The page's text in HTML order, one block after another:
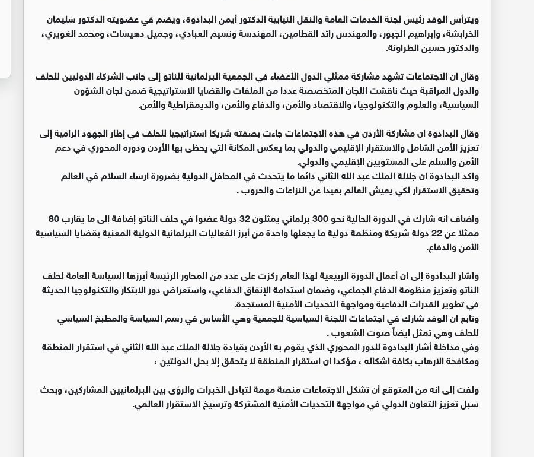
ويترأس الوفد رئيس لجنة الخدمات العامة والنقل النيابية الدكتور أيمن البدادوة، ويضم في عضويته الدكتور سليمان
الخرابشة، وإبراهيم الجبور، والمهندس رائد القطامين، المهندسة ونسيم العبادي، وجميل دهيسات، ومحمد الغويري،
والدكتور حسين الطراونة.
وقال ان الاجتماعات تشهد مشاركة ممثلي الدول الأعضاء في الجمعية البرلمانية للناتو إلى جانب الشركاء الدوليين للحلف
والدول المراقبة حيث ناقشت اللجان المتخصصة عددا من الملفات والقضايا الاستراتيجية ضمن لجان الشؤون
السياسية، والعلوم والتكنولوجيا، والاقتصاد والأمن، والدفاع والأمن، والديمقراطية والأمن.
وقال البدادوة ان مشاركة الأردن في هذه الاجتماعات جاءت بصفته شريكا استراتيجيا للحلف في إطار الجهود الرامية إلى
تعزيز الأمن الشامل والاستقرار الإقليمي والدولي بما يعكس المكانة التي يحظى بها الأردن ودوره المحوري في دعم
الأمن والسلم على المستويين الإقليمي والدولي.
واكد البدادوة ان جلالة الملك عبد الله الثاني دائما ما يتحدث في المحافل الدولية بضرورة ارساء السلام في العالم
وتحقيق الاستقرار لكي يعيش العالم بعيدا عن النزاعات والحروب .
واضاف انه شارك في الدورة الحالية نحو 300 برلماني يمثلون 32 دولة عضوا في حلف الناتو إضافة إلى ما يقارب 80
ممثلا عن 22 دولة شريكة ومنظمة دولية ما يجعلها واحدة من أبرز الفعاليات البرلمانية الدولية المعنية بقضايا السياسية
الأمن والدفاع.
واشار البدادوة إلى ان أعمال الدورة الربيعية لهذا العام ركزت على عدد من المحاور الرئيسة أبرزها السياسة العامة لحلف
الناتو وتعزيز منظومة الدفاع الجماعي، وضمان استدامة الإنفاق الدفاعي، واستعراض دور الابتكار والتكنولوجيا الحديثة
في تطوير القدرات الدفاعية ومواجهة التحديات الأمنية المستجدة.
وتابع ان الوفد شارك في اجتماعات اللجنة السياسية للجمعية وهي الأساس في رسم السياسة والمطبخ السياسي
للحلف وهي تمثل ايضاً صوت الشعوب .
وفي مداخلة أشار البدادوة للدور المحوري الذي يقوم به الأردن بقيادة جلالة الملك عبد الله الثاني في استقرار المنطقة
ومكافحة الارهاب بكافة اشكاله ، مؤكدا ان استقرار المنطقة لا يتحقق إلا بحل الدولتين ،
ولفت إلى انه من المتوقع أن تشكل الاجتماعات منصة مهمة لتبادل الخبرات والرؤى بين البرلمانيين المشاركين، وبحث
سبل تعزيز التعاون الدولي في مواجهة التحديات الأمنية المشتركة وترسيخ الاستقرار العالمي.